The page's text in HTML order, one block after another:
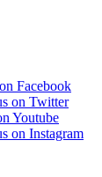
Facebook
on Twitter
Youtube
on Instagram